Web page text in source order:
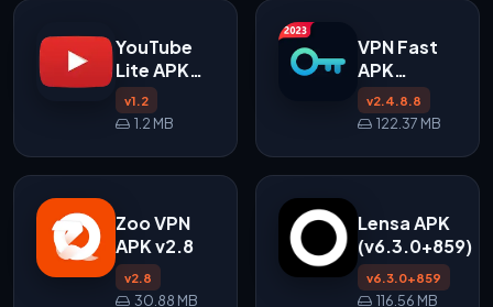
YouTube
Lite APK
v1.2
v1.2
1.2 MB
VPN Fast
APK
v2.4.8.8
untuk
v2.4.8.8
122.37 MB
Zoo VPN
APK v2.8
v2.8
30.88 MB
Lensa APK
(v6.3.0+859)
v6.3.0+859
116.56 MB